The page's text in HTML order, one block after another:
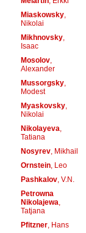
Miaskowsky,
Nikolai
Mikhnovsky,
Isaac
Mosolov,
Alexander
Mussorgsky,
Modest
Myaskovsky,
Nikolai
Nikolayeva
Tatiana
Nosyrev, Mikhail
Ornstein, Leo
Pashkalov, V.N.
Petrowna
Nikolajewa
Tatjana
Pfitzner, Hans